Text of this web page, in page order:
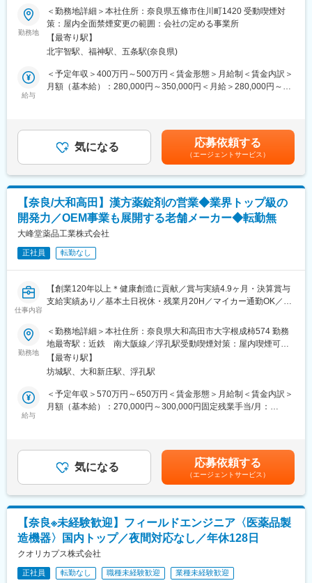
■今後の事業について：
当社の栄養ドリンク剤を海外へ展開する計画を進めており、現在
は香港の日系企業からの引き合いを受け、取引を開始していま
す。タイ・ベトナムを中心に市場調査を進めており、海外でも需
質と薬事対応力が評価されています。今後は富裕層向けの試飲・
提案を起点に、当社の技術力を活かした他国・他地域への展開を
現在営業担当は50代2名、40代1名男性が活躍しています。現状の
社員は国内営業がメインです。
※現状の海外輸出は専門商社に外注していますが、いずれ社内でノ
ウハウを蓄積し、取引を自社で行いたいと考えています。
■特徴
健康ドリンクや美容ドリンク専門メーカーである当社は、製造委
託先からの高い評価得てOEM受注が拡大し現在に至ります。今後
も大和当帰の持つ魅力をドリンクを通して国内外に発信すべく、
各地展示会への出品やPR活動に注力中です！
■業務内容
・メーカーへの直取引もしくは専門商社との営業を行っていただ
きます。
＜具体的には＞
・商談について：
既存顧客への営業がほとんどで、新製品の提案、価格交渉やカタ
・出張：1w,2wに1回のペースで発生します。宿泊有で関東（東
京・北関東）の顧客のもとへ伺います。
・海外輸出…基本専門商社を通じたやり取りです。メールや電話
※入社後1年ほど、当社製品を学ぶために製造での勤務を行ってい
ただきます。
■製品（栄養ドリンク）について：
・製造している品目：約130品目あります。
・主力：「Angelica」シリーズ（和漢栄養ドリンク）
全国の自衛隊（陸海空）の基地（駐屯地）でも当社の栄養ドリン
クが取り扱われています。
・OEM：全国のドラッグストアやスーパーなどに展開しており、
身近なところに広く流通しています！
■今後の事業について
当社の栄養ドリンク剤を海外へ展開する計画を進めており、現在
は香港の日系企業からの引き合いを受け、取引を開始していま
す。タイ・ベトナムを中心に市場調査を進めており、海外でも需
質と薬事対応力が評価されています。今後は富裕層向けの試飲・
提案を起点に、当社の技術力を活かした他国・他地域への展開を
現在営業担当は50代2名、40代1名男性が活躍しています。現状の
社員は国内営業がメインです。
※現状の海外輸出は専門商社に外注していますが、いずれ社内でノ
ウハウを蓄積し、取引を自社で行いたいと考えています。
■特徴
健康ドリンクや美容ドリンク専門メーカーである当社は、製造委
託先からの高い評価得てOEM受注が拡大し現在に至ります。今後
も大和当帰の持つ魅力をドリンクを通して国内外に発信すべく、
各地展示会への出品やPR活動に注力中です！
勤務地
＜勤務地詳細＞本社住所：奈良県五條市住川町1420 受動喫煙対
策：屋内全面禁煙変更の範囲：会社の定める事業所
【最寄り駅】
北宇智駅、福神駅、五条駅(奈良県)
給与
＜予定年収＞400万円～500万円＜賃金形態＞月給制＜賃金内訳＞
月額（基本給）：280,000円～350,000円＜月給＞280,000円～
気になる 応募依頼する
（エージェントサービス）
【奈良/大和高田】漢方薬錠剤の営業◆業界トップ級の
開発力／OEM事業も展開する老舗メーカー◆転勤無
大峰堂薬品工業株式会社
正社員 転勤なし
仕事内容
【創業120年以上＊健康創造に貢献／賞与実績4.9ヶ月・決算賞与
支給実績あり／基本土日祝休・残業月20H／マイカー通勤OK／家
■業務概要
当社は漢方薬錠剤を中心としたOEM事業を展開しており、法人営
業職として製薬メーカー等のクライアントに対し、最適な製品提
案や開発支援を行っていただきます。提案営業だけでなく、開発
スケジュール管理や販売動向の把握など、メーカーの多様なニー
ズに寄り添った営業活動を担います。奈良本社を拠点に全国の取
・製薬メーカーや取引先企業へのOEM製品の提案、条件交渉
・医薬品開発プロジェクトにおける進捗管理およびスケジュール
との連携
◇営業スタイル：既存のお取引がある企業様から問い合わせ・依
頼を頂くことがほとんどです。
◇1人あたりの担当社数：目安5～10社
◇出張：月1~2回程度（関西メインに担当頂きます）
勤務地
＜勤務地詳細＞本社住所：奈良県大和高田市大字根成柿574 勤務
地最寄駅：近鉄 南大阪線／浮孔駅受動喫煙対策：屋内喫煙可能
場所あり変更の範囲：会社の定める事業所
【最寄り駅】
坊城駅、大和新庄駅、浮孔駅
給与
＜予定年収＞570万円～650万円＜賃金形態＞月給制＜賃金内訳＞
月額（基本給）：270,000円～300,000円固定残業手当/月：
までも最低ラインの金額であり、選考を通じて決定いたします。■
賞与：年3回／実績:4.9ヶ月＋決算賞与300,000円■昇給：年1回
（1月）□モデル年収：年収700万円 入社5年目 主任賃金はあくま
でも目安の金額であり、選考を通じて上下する可能性がありま
す。月給(月額)は固定手当を含めた表記です。
気になる 応募依頼する
（エージェントサービス）
【奈良※未経験歓迎】フィールドエンジニア〈医薬品製
造機器〉国内トップ／夜間対応なし／年休128日
クオリカプス株式会社
正社員 転勤なし 職種未経験歓迎 業種未経験歓迎